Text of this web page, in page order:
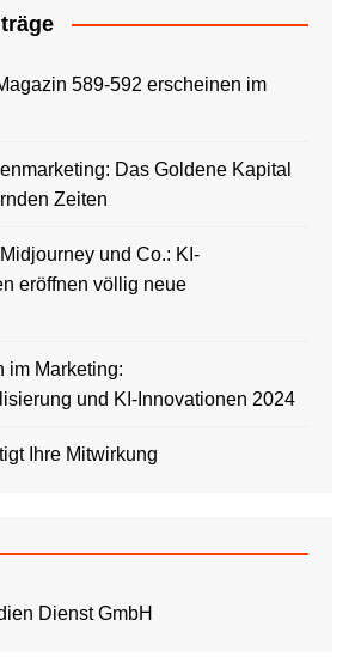
589-592 erscheinen im
Das Goldene Kapital
Zeiten
und Co.: KI-
eröffnen völlig neue
im Marketing:
und KI-Innovationen 2024
Ihre Mitwirkung
Dienst GmbH